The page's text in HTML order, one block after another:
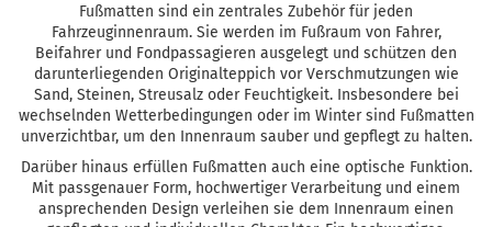
Fußmatten sind ein zentrales Zubehör für jeden
Fahrzeuginnenraum. Sie werden im Fußraum von Fahrer,
Beifahrer und Fondpassagieren ausgelegt und schützen den
darunterliegenden Originalteppich vor Verschmutzungen wie
Sand, Steinen, Streusalz oder Feuchtigkeit. Insbesondere bei
wechselnden Wetterbedingungen oder im Winter sind Fußmatten
unverzichtbar, um den Innenraum sauber und gepflegt zu halten.
Darüber hinaus erfüllen Fußmatten auch eine optische Funktion.
Mit passgenauer Form, hochwertiger Verarbeitung und einem
ansprechenden Design verleihen sie dem Innenraum einen